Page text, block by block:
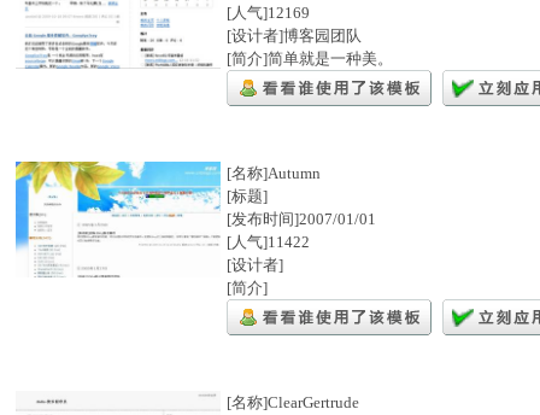
[人气]12169
[设计者]博客园团队
[简介]简单就是一种美。
[名称]Autumn
[标题]
[发布时间]2007/01/01
[人气]11422
[设计者]
[简介]
[名称]ClearGertrude